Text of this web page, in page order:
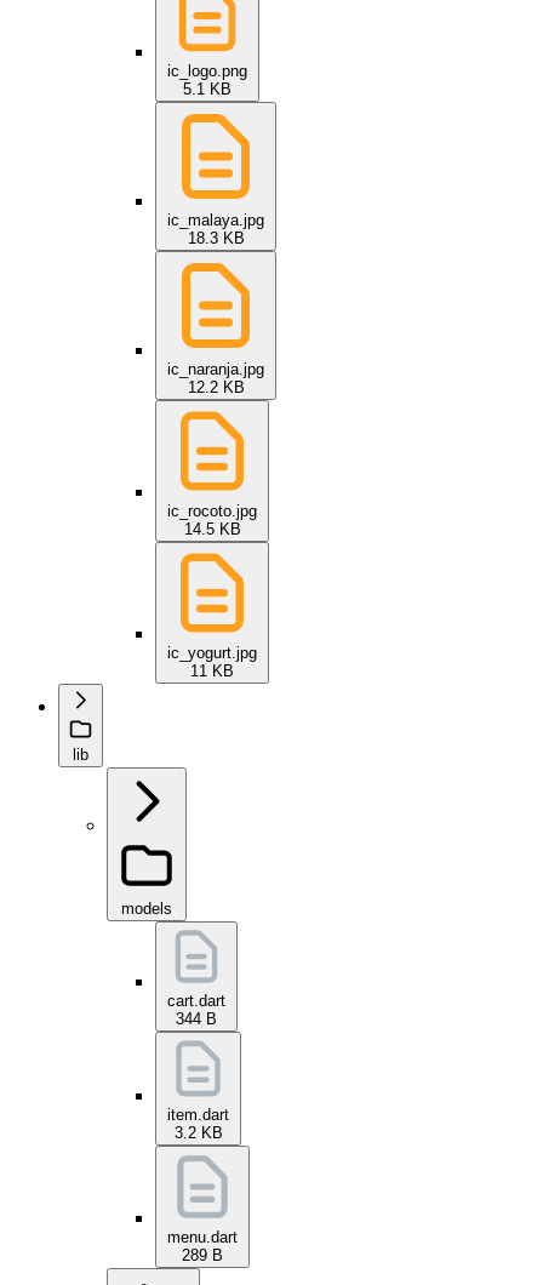
ic_logo.png
5.1 KB
ic_malaya.jpg
18.3 KB
ic_naranja.jpg
12.2 KB
ic_rocoto.jpg
14.5 KB
ic_yogurt.jpg
11 KB
lib
models
cart.dart
344 B
item.dart
3.2 KB
menu.dart
289 B